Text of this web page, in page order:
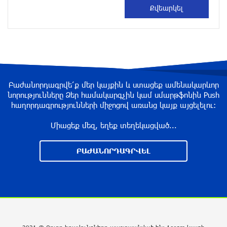
գործունեությունը Ռուսաստանում
Դանակահարություն՝ Մասիսի
գազալցակայաններից մեկի մոտ. կասկածյալը
ձերբակալվել է
2 ժամ առաջ
կտրուկ աճել է․ ինչ ազդեցություն կունենա
այն Հայաստանի վրա
Բաժանորդագրվե՛ք մեր կայքին և ստացեք ամենակարևոր
նորությունները Ձեր համակարգչին կամ սմարթֆոնին Push
հաղորդագրությունների միջոցով առանց կայք այցելելու։
Միացեք մեզ, եղեք տեղեկացված...
ԲԱԺԱՆՈՐԴԱԳՐՎԵԼ